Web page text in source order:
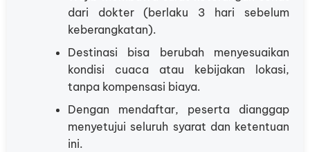
dari dokter (berlaku 3 hari sebelum
keberangkatan).
Destinasi bisa berubah menyesuaikan
kondisi cuaca atau kebijakan lokasi,
tanpa kompensasi biaya.
Dengan mendaftar, peserta dianggap
menyetujui seluruh syarat dan ketentuan
ini.